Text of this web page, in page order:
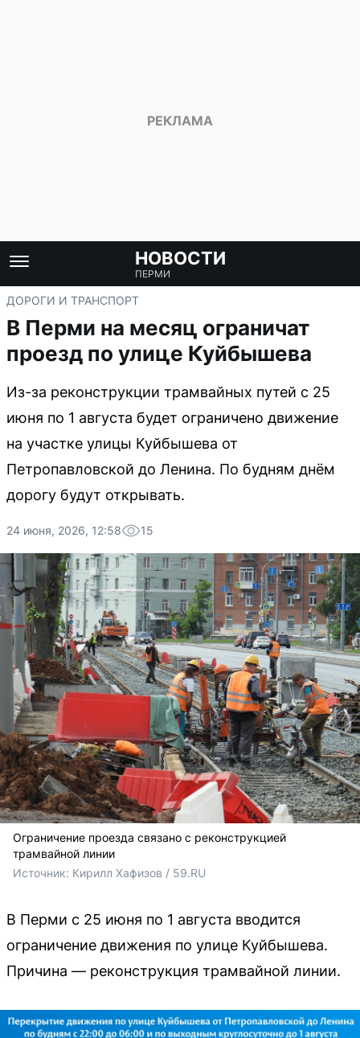
НОВОСТИ
ПЕРМИ
ДОРОГИ И ТРАНСПОРТ
В Перми на месяц ограничат
проезд по улице Куйбышева
Из-за реконструкции трамвайных путей с 25
июня по 1 августа будет ограничено движение
на участке улицы Куйбышева от
Петропавловской до Ленина. По будням днём
дорогу будут открывать.
24 июня, 2026, 12:58 15
Ограничение проезда связано с реконструкцией
трамвайной линии
Источник: Кирилл Хафизов / 59.RU
В Перми с 25 июня по 1 августа вводится
ограничение движения по улице Куйбышева.
Причина — реконструкция трамвайной линии.